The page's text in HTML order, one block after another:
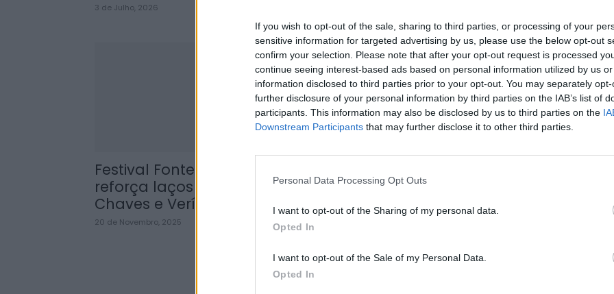
If you wish to opt-out of the sale, sharing to third parties, or processing of your
sensitive information for targeted advertising by us, please use the below opt-out
confirm your selection. Please note that after your opt-out request is processed
continue seeing interest-based ads based on personal information utilized by us
information disclosed to third parties prior to your opt-out. You may separately
further disclosure of your personal information by third parties on the IAB’s list of
participants. This information may also be disclosed by us to third parties on the
Downstream Participants that may further disclose it to other third parties.
Personal Data Processing Opt Outs
I want to opt-out of the Sharing of my personal data.
Opted In
I want to opt-out of the Sale of my Personal Data.
Opted In
3 de Julho, 2026
Festival Fontes Sonoras
reforça laços culturais entre
Chaves e Verín
20 de Novembro, 2025